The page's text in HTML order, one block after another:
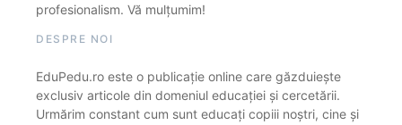
profesionalism. Vă mulțumim!
DESPRE NOI
EduPedu.ro este o publicație online care găzduiește
exclusiv articole din domeniul educației și cercetării.
Urmărim constant cum sunt educați copiii noștri, cine și